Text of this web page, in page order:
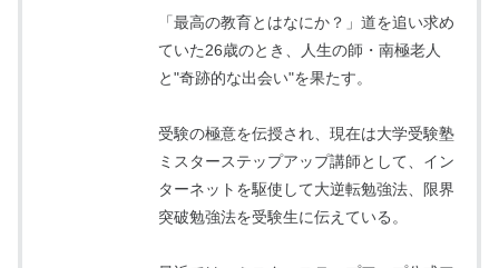
「最高の教育とはなにか？」道を追い求め
ていた26歳のとき、人生の師・南極老人
と"奇跡的な出会い"を果たす。
受験の極意を伝授され、現在は大学受験塾
ミスターステップアップ講師として、イン
ターネットを駆使して大逆転勉強法、限界
突破勉強法を受験生に伝えている。